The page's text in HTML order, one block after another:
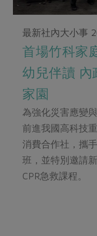
肉品・水產
畜產肉類
水畜加工品
休閒零嘴
保健食品
居家好物
蛋料理
料理方式
烘焙．點心
醬料
湯品．鍋物
漬物
涼拌沙拉
飲品
當季產品
合作25-經典快閃最後
合作25-精選產品第四
合作25-精選產品第三
更多當季產品
議題活動
主婦聯盟X樂齡網特約
樂齡生活
廚房瑜伽
減硝酸鹽
非基改運動
廢核運動
減添加物
公益金
員工與求才
產品檢驗
自主把關
檢驗報告
硝酸鹽檢驗
社員權益
最新社內大小事
首場竹科家
幼兒伴讀 內
家園
為強化災害應變
前進我國高科技
消費合作社，攜
班，並特別邀請
CPR急救課程。